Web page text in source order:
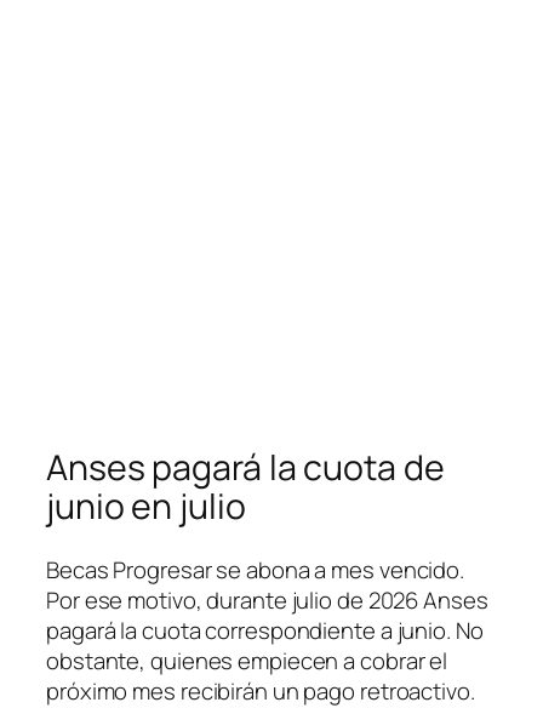
Anses pagará la cuota de
junio en julio
Becas Progresar se abona a mes vencido.
Por ese motivo, durante julio de 2026 Anses
pagará la cuota correspondiente a junio. No
obstante, quienes empiecen a cobrar el
próximo mes recibirán un pago retroactivo.